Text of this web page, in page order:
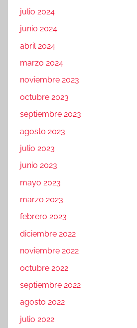
julio 2024
junio 2024
abril 2024
marzo 2024
noviembre 2023
octubre 2023
septiembre 2023
agosto 2023
julio 2023
junio 2023
mayo 2023
marzo 2023
febrero 2023
diciembre 2022
noviembre 2022
octubre 2022
septiembre 2022
agosto 2022
julio 2022